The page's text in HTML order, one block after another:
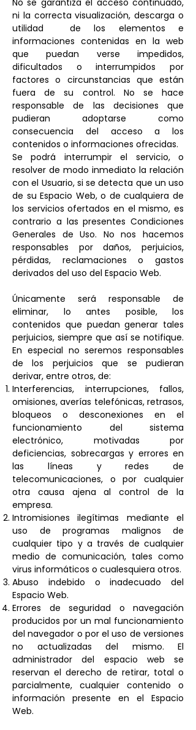
No se garantiza el acceso continuado,
ni la correcta visualización, descarga o
utilidad de los elementos e
informaciones contenidas en la web
que puedan verse impedidos,
dificultados o interrumpidos por
factores o circunstancias que están
fuera de su control. No se hace
responsable de las decisiones que
pudieran adoptarse como
consecuencia del acceso a los
contenidos o informaciones ofrecidas.
Se podrá interrumpir el servicio, o
resolver de modo inmediato la relación
con el Usuario, si se detecta que un uso
de su Espacio Web, o de cualquiera de
los servicios ofertados en el mismo, es
contrario a las presentes Condiciones
Generales de Uso. No nos hacemos
responsables por daños, perjuicios,
pérdidas, reclamaciones o gastos
derivados del uso del Espacio Web.
Únicamente será responsable de
eliminar, lo antes posible, los
contenidos que puedan generar tales
perjuicios, siempre que así se notifique.
En especial no seremos responsables
de los perjuicios que se pudieran
derivar, entre otros, de:
Interferencias, interrupciones, fallos,
omisiones, averías telefónicas, retrasos,
bloqueos o desconexiones en el
funcionamiento del sistema
electrónico, motivadas por
deficiencias, sobrecargas y errores en
las líneas y redes de
telecomunicaciones, o por cualquier
otra causa ajena al control de la
empresa.
Intromisiones ilegítimas mediante el
uso de programas malignos de
cualquier tipo y a través de cualquier
medio de comunicación, tales como
virus informáticos o cualesquiera otros.
Abuso indebido o inadecuado del
Espacio Web.
Errores de seguridad o navegación
producidos por un mal funcionamiento
del navegador o por el uso de versiones
no actualizadas del mismo. El
administrador del espacio web se
reservan el derecho de retirar, total o
parcialmente, cualquier contenido o
información presente en el Espacio
Web.